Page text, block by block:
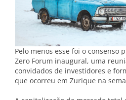
Pelo menos esse foi o consenso
Zero Forum inaugural, uma
convidados de investidores e
que ocorreu em Zurique na